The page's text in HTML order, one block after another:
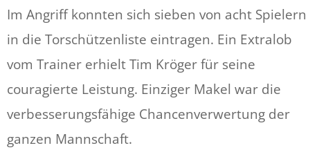
Im Angriff konnten sich sieben von acht Spielern
in die Torschützenliste eintragen. Ein Extralob
vom Trainer erhielt Tim Kröger für seine
couragierte Leistung. Einziger Makel war die
verbesserungsfähige Chancenverwertung der
ganzen Mannschaft.